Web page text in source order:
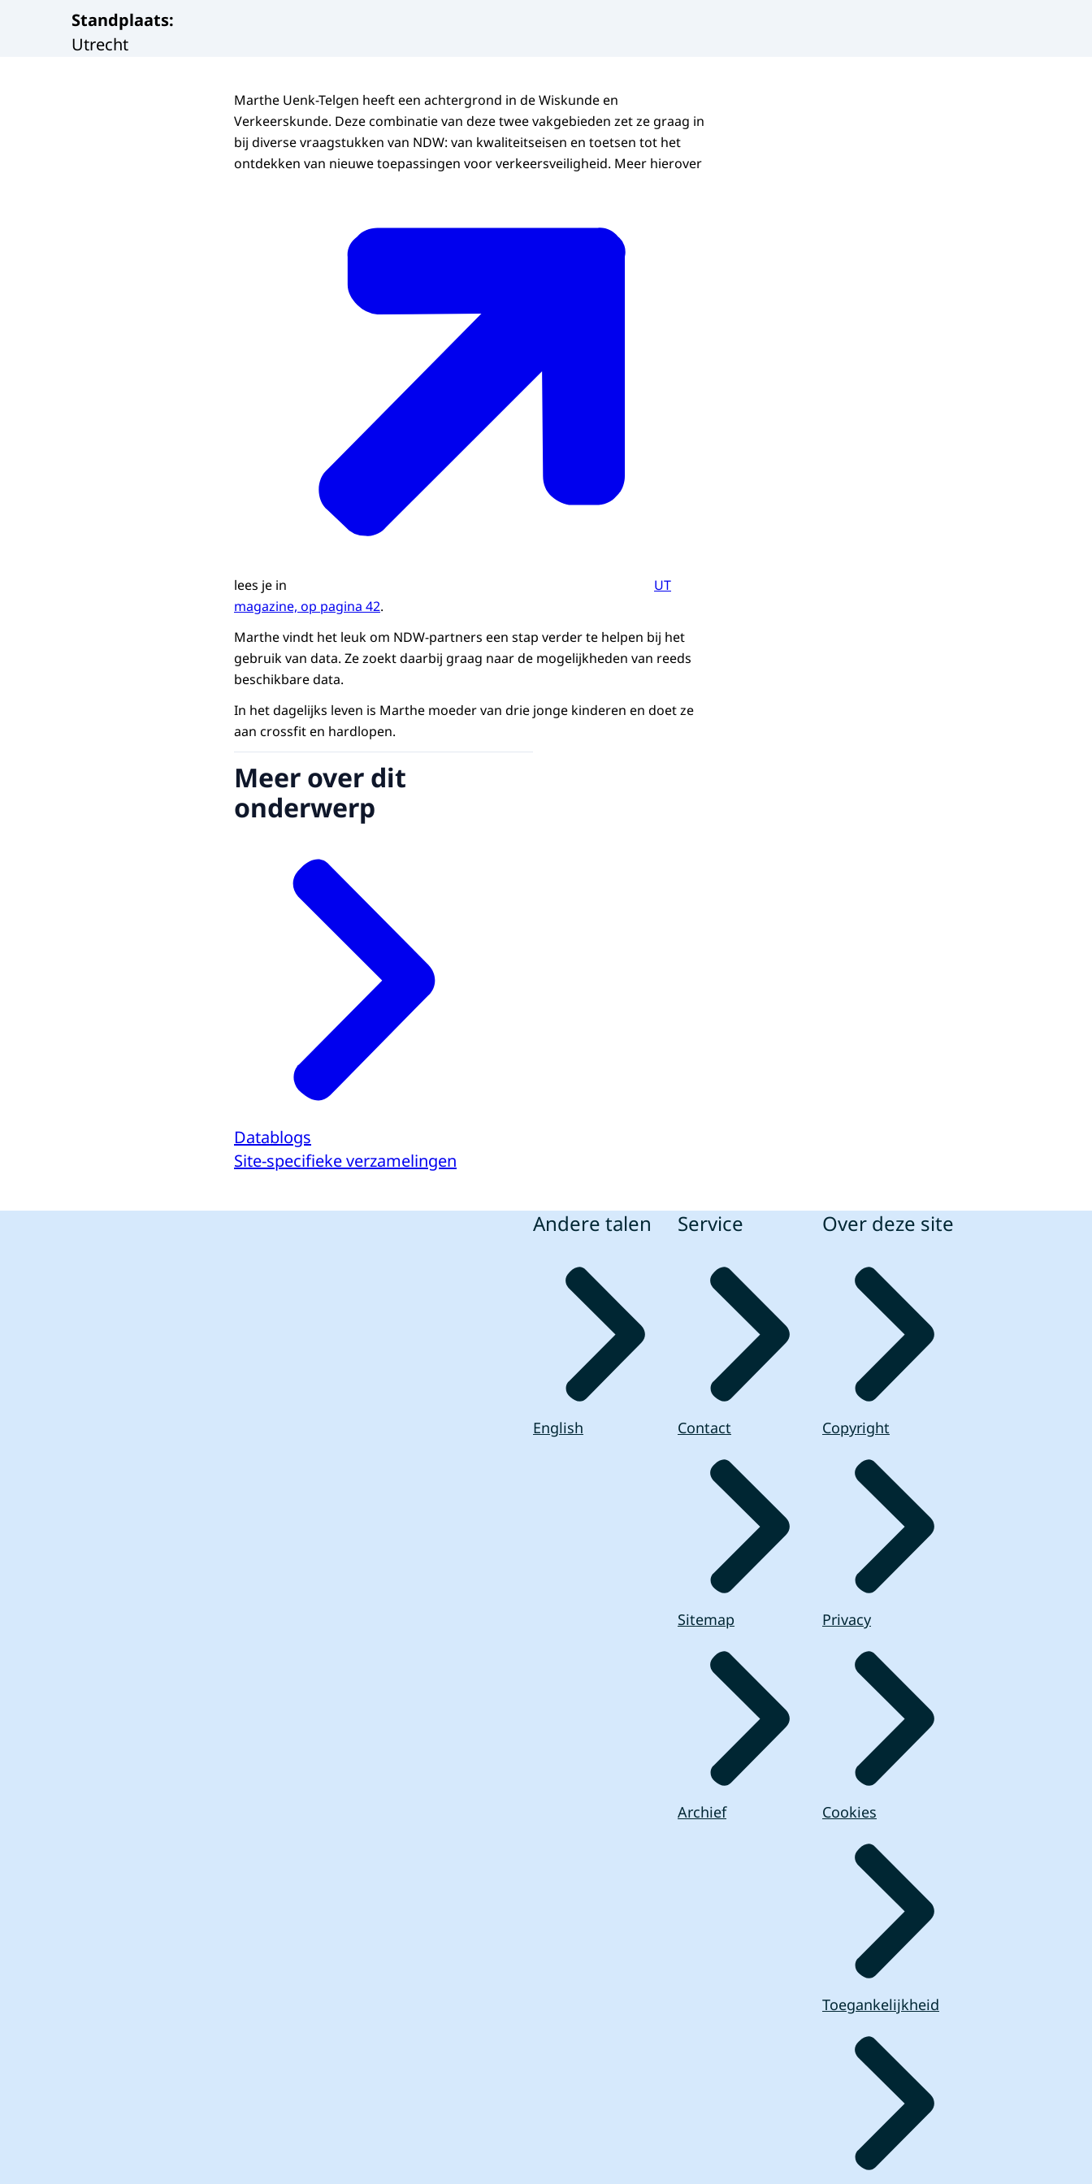
Standplaats:
Utrecht
Marthe Uenk-Telgen heeft een achtergrond in de Wiskunde en
Verkeerskunde. Deze combinatie van deze twee vakgebieden zet ze graag in
bij diverse vraagstukken van NDW: van kwaliteitseisen en toetsen tot het
ontdekken van nieuwe toepassingen voor verkeersveiligheid. Meer hierover
lees je in
UT
magazine, op pagina 42.
Marthe vindt het leuk om NDW-partners een stap verder te helpen bij het
gebruik van data. Ze zoekt daarbij graag naar de mogelijkheden van reeds
beschikbare data.
In het dagelijks leven is Marthe moeder van drie jonge kinderen en doet ze
aan crossfit en hardlopen.
Meer over dit
onderwerp
Datablogs
Site-specifieke verzamelingen
Andere talen
English
Service
Contact
Sitemap
Archief
Over deze site
Copyright
Privacy
Cookies
Toegankelijkheid